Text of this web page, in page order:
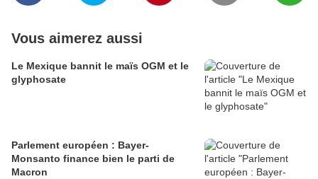
Vous aimerez aussi
Le Mexique bannit le maïs OGM et le
glyphosate
Parlement européen : Bayer-
Monsanto finance bien le parti de
Macron